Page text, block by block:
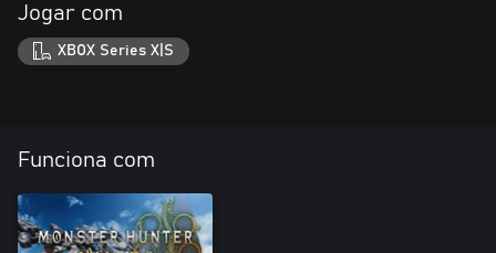
Jogar com
XBOX Series X|S
Funciona com